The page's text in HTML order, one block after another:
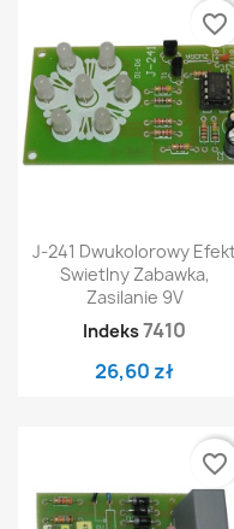
J-241 Dwukolorowy
Swietlny Zabawka,
Zasilanie 9V
Indeks7410
26,60 zł
favorite_border
favorite_border